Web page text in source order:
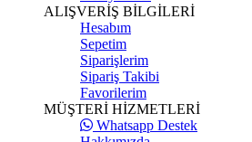
ALIŞVERİŞ BİLGİLERİ
Hesabım
Sepetim
Siparişlerim
Sipariş Takibi
Favorilerim
MÜŞTERİ HİZMETLERİ
Whatsapp Destek